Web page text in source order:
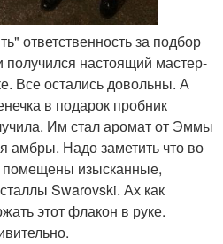
ответственность за подбор
получился настоящий мастер-
Все остались довольны. А
в подарок пробник
Им стал аромат от Эммы
амбры. Надо заметить что во
изысканные,
Swarovski. Ах как
этот флакон в руке.